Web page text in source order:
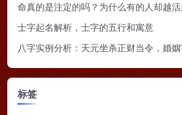
命真的是注定的吗？为什么有的人却越活
士字起名解析，士字的五行和寓意
八字实例分析：天元坐杀正财当令，婚
标签